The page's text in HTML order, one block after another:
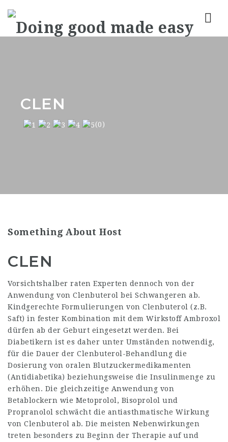
CLEN
(0)
Something About Host
CLEN
Vorsichtshalber raten Experten dennoch von der
Anwendung von Clenbuterol bei Schwangeren ab.
Kindgerechte Formulierungen von Clenbuterol (z.B.
Saft) in fester Kombination mit dem Wirkstoff Ambroxol
dürfen ab der Geburt eingesetzt werden. Bei
Diabetikern ist es daher unter Umständen notwendig,
für die Dauer der Clenbuterol-Behandlung die
Dosierung von oralen Blutzuckermedikamenten
(Antidiabetika) beziehungsweise die Insulinmenge zu
erhöhen. Die gleichzeitige Anwendung von
Betablockern wie Metoprolol, Bisoprolol und
Propranolol schwächt die antiasthmatische Wirkung
von Clenbuterol ab. Die meisten Nebenwirkungen
treten besonders zu Beginn der Therapie auf und